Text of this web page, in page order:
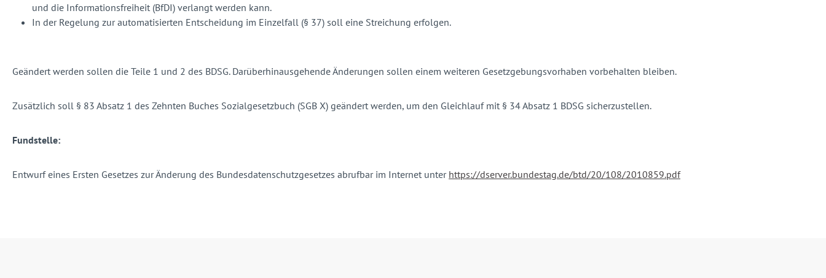
und die Informationsfreiheit (BfDI) verlangt werden kann.
In der Regelung zur automatisierten Entscheidung im Einzelfall (§ 37) soll eine Streichung erfolgen.
Geändert werden sollen die Teile 1 und 2 des BDSG. Darüberhinausgehende Änderungen sollen einem weiteren Gesetzgebungsvorhaben vorbehalten bleiben.
Zusätzlich soll § 83 Absatz 1 des Zehnten Buches Sozialgesetzbuch (SGB X) geändert werden, um den Gleichlauf mit § 34 Absatz 1 BDSG sicherzustellen.
Fundstelle:
Entwurf eines Ersten Gesetzes zur Änderung des Bundesdatenschutzgesetzes abrufbar im Internet unter https://dserver.bundestag.de/btd/20/108/2010859.pdf